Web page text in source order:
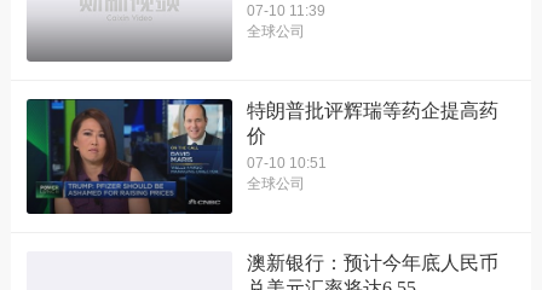
07-10 11:39
全球公司
特朗普批评辉瑞等药企提高药
价
07-10 10:51
全球公司
澳新银行：预计今年底人民币